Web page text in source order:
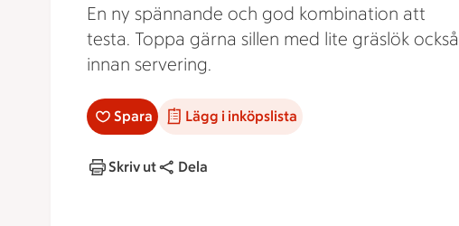
En ny spännande och god kombination att
testa. Toppa gärna sillen med lite gräslök också
innan servering.
Spara Lägg i inköpslista
Skriv ut Dela